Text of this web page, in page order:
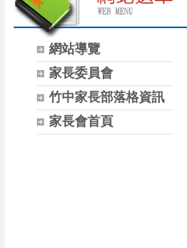
網站導覽
家長委員會
竹中家長部落格資訊
家長會首頁